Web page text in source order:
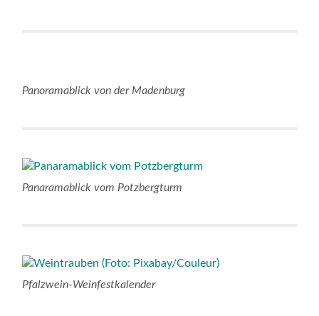
Panoramablick von der Madenburg
Panaramablick vom Potzbergturm
Pfalzwein-Weinfestkalender